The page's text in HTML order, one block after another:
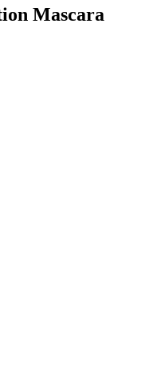
Mascara